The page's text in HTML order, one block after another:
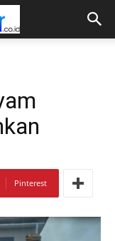
Pinterest